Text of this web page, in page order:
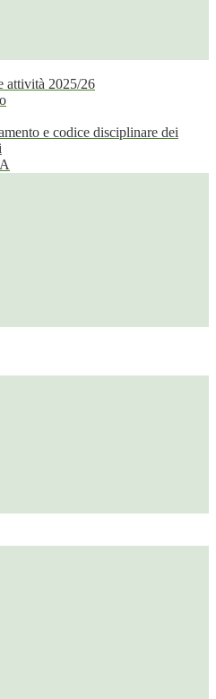
attività 2025/26
e codice disciplinare dei